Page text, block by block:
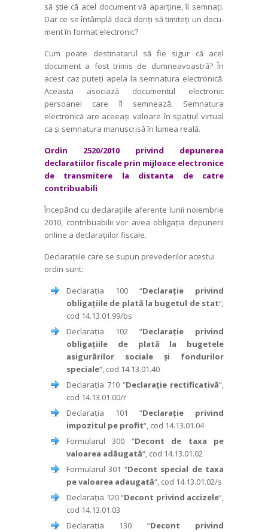
să știe că acel docu­ment vă aparține, îl semnați.
Dar ce se întâmplă dacă doriți să timiteți un docu­
ment în format electronic?
Cum poate destinatarul să fie sigur că acel
document a fost trimis de dumneavoastră? În
acest caz puteți apela la semnatura electronică.
Aceasta asociază documentul electro­nic
persoanei care îl semnează. Semnatura
electronică are aceeași valoare în spațiul virtual
ca și semnatura manuscrisă în lumea reală.
Ordin 2520/2010 privind depunerea
declaratiilor fiscale prin mijloace electronice
de transmitere la distanta de catre
contribuabili
Începând cu declarațiile aferente lunii noiembrie
2010, contribuabilii vor avea obligația depunerii
online a declarațiilor fiscale.
Declarațiile care se supun prevederilor acestui
ordin sunt:
Declarația 100 “Declarație privind
obligațiile de plată la bugetul de stat“,
cod 14.13.01.99/bs
Declarația 102 “Declarație privind
obligațiile de plată la bugetele
asigurărilor sociale și fondurilor
speciale“, cod 14.13.01.40
Declarația 710 “Declarație rectificativă“,
cod 14.13.01.00/r
Declarația 101 “Declarație privind
impozitul pe profit“, cod 14.13.01.04
Formularul 300 “Decont de taxa pe
valoarea adăugată“, cod 14.13.01.02
Formularul 301 “Decont special de taxa
pe valoarea adaugată“, cod 14.13.01.02/s
Declarația 120 “Decont privind accizele“,
cod 14.13.01.03
Declarația 130 “Decont privind